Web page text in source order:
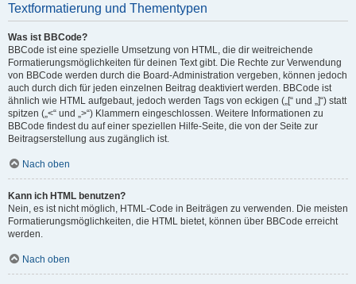
Textformatierung und Thementypen
Was ist BBCode?
BBCode ist eine spezielle Umsetzung von HTML, die dir weitreichende
Formatierungsmöglichkeiten für deinen Text gibt. Die Rechte zur Verwendung
von BBCode werden durch die Board-Administration vergeben, können jedoch
auch durch dich für jeden einzelnen Beitrag deaktiviert werden. BBCode ist
ähnlich wie HTML aufgebaut, jedoch werden Tags von eckigen („[“ und „]“) statt
spitzen („<“ und „>“) Klammern eingeschlossen. Weitere Informationen zu
BBCode findest du auf einer speziellen Hilfe-Seite, die von der Seite zur
Beitragserstellung aus zugänglich ist.
Nach oben
Kann ich HTML benutzen?
Nein, es ist nicht möglich, HTML-Code in Beiträgen zu verwenden. Die meisten
Formatierungsmöglichkeiten, die HTML bietet, können über BBCode erreicht
werden.
Nach oben